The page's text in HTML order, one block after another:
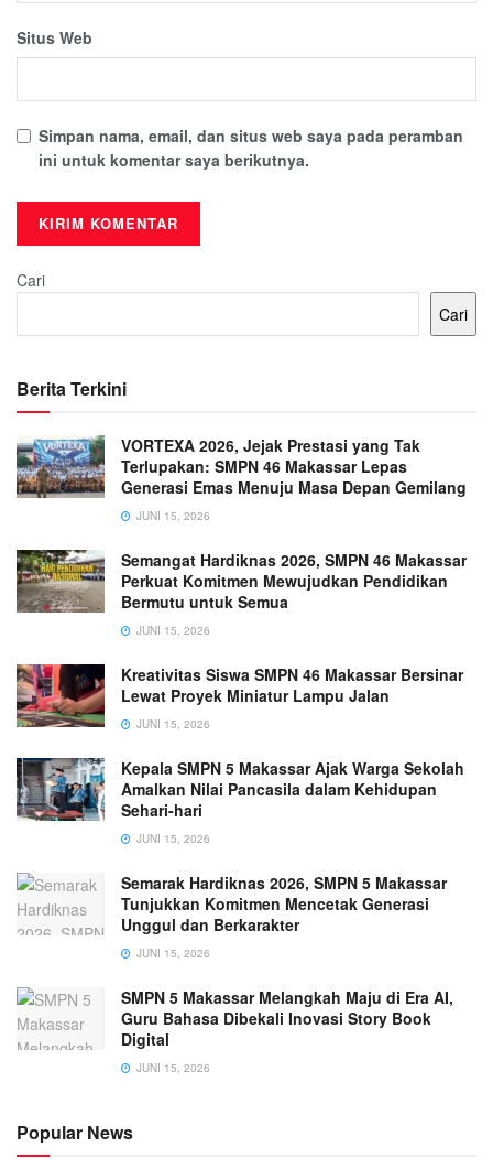
Situs Web
Simpan nama, email, dan situs web saya pada peramban
ini untuk komentar saya berikutnya.
Cari
Cari
Berita Terkini
VORTEXA 2026, Jejak Prestasi yang Tak
Terlupakan: SMPN 46 Makassar Lepas
Generasi Emas Menuju Masa Depan Gemilang
JUNI 15, 2026
Semangat Hardiknas 2026, SMPN 46 Makassar
Perkuat Komitmen Mewujudkan Pendidikan
Bermutu untuk Semua
JUNI 15, 2026
Kreativitas Siswa SMPN 46 Makassar Bersinar
Lewat Proyek Miniatur Lampu Jalan
JUNI 15, 2026
Kepala SMPN 5 Makassar Ajak Warga Sekolah
Amalkan Nilai Pancasila dalam Kehidupan
Sehari-hari
JUNI 15, 2026
Semarak Hardiknas 2026, SMPN 5 Makassar
Tunjukkan Komitmen Mencetak Generasi
Unggul dan Berkarakter
JUNI 15, 2026
SMPN 5 Makassar Melangkah Maju di Era AI,
Guru Bahasa Dibekali Inovasi Story Book
Digital
JUNI 15, 2026
Popular News